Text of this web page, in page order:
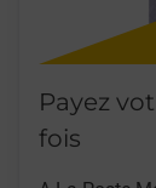
Payez
fois